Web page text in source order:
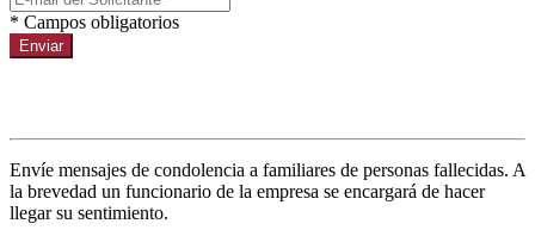
* Campos obligatorios
Enviar
Envíe mensajes de condolencia a familiares de personas fallecidas. A
la brevedad un funcionario de la empresa se encargará de hacer
llegar su sentimiento.